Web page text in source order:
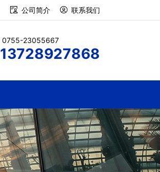
公司简介 联系我们
0755-23055667
13728927868